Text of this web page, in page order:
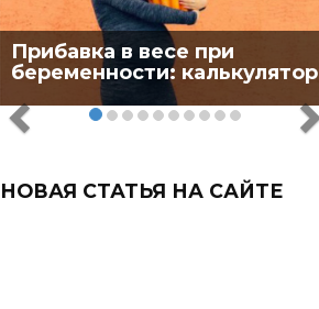
Прибавка в весе при
беременности: калькулятор
НОВАЯ СТАТЬЯ НА САЙТЕ